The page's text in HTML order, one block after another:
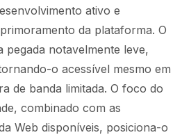
ativo e
da plataforma. O
pegada notavelmente leve,
o acessível mesmo em
de banda limitada. O foco do
combinado com as
Web disponíveis, posiciona-o